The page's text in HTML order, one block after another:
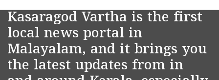
Kasaragod Vartha is the first
local news portal in
Malayalam, and it brings you
the latest updates from in